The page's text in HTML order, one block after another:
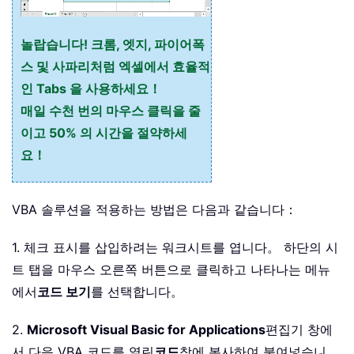
놀랍습니다! 크롬, 엣지, 파이어폭
스 및 사파리처럼 엑셀에서 효율적
인 Tabs 을 사용하세요！
매일 수천 번의 마우스 클릭을 줄
이고 50% 의 시간을 절약하세
요！
VBA 솔루션을 적용하는 방법은 다음과 같습니다：
1. 체크 표시를 삽입하려는 워크시트를 엽니다。 하단의 시
트 탭을 마우스 오른쪽 버튼으로 클릭하고 나타나는 메뉴
에서코드 보기를 선택합니다。
2. Microsoft Visual Basic for Applications편집기 창에